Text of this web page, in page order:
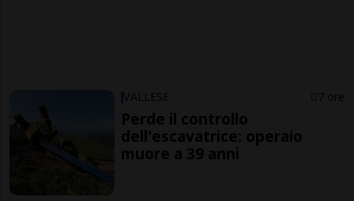
VALLESE 7 ore
Perde il controllo
dell'escavatrice: operaio
muore a 39 anni